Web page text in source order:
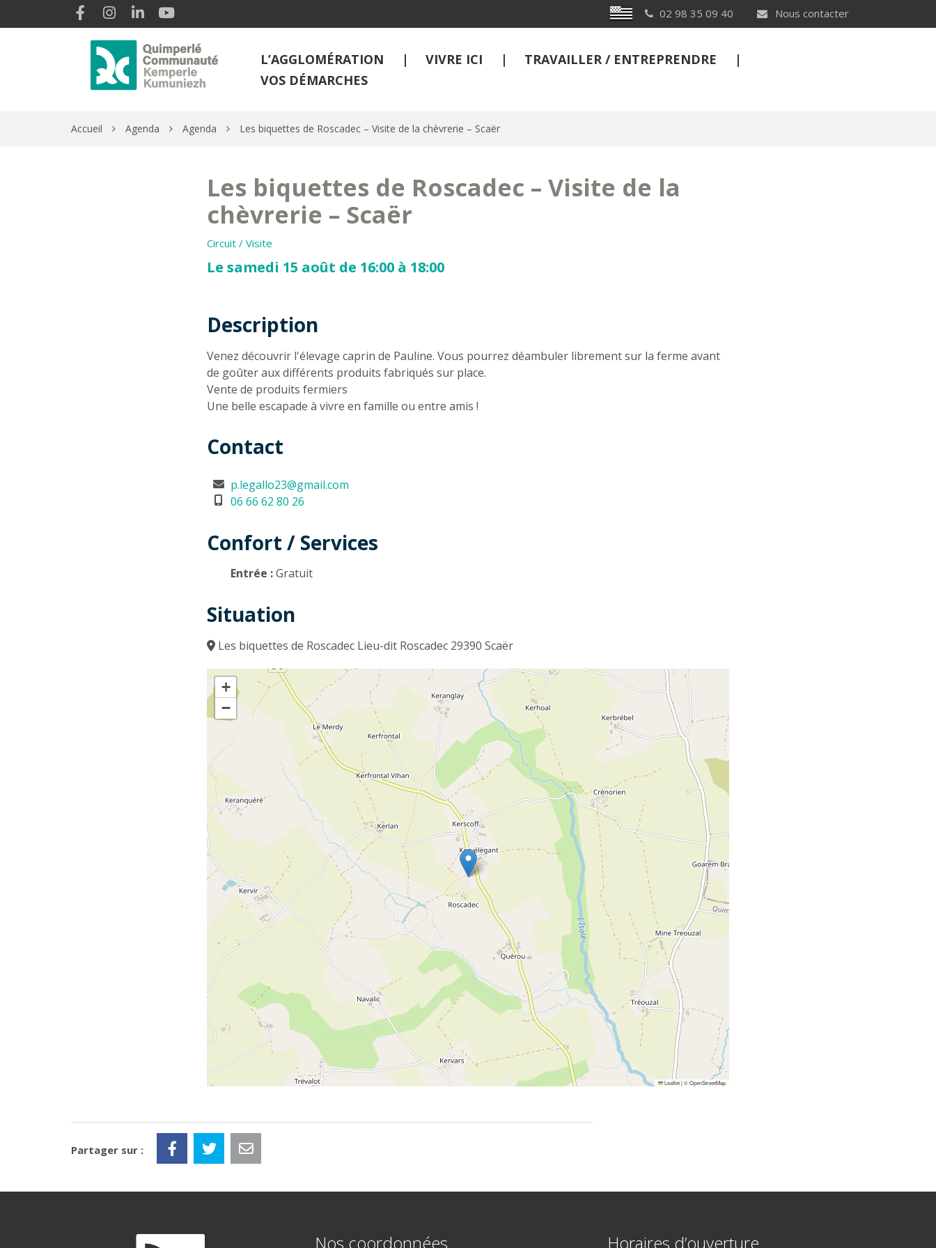
Gestion des traceurs Breton 02 98 35 09 40 Nous contacter
Lien vers le compte Facebook
Lien vers le compte Instagram
Lien vers le compte Linkedin
L’AGGLOMÉRATION VIVRE ICI
TRAVAILLER / ENTREPRENDRE
VOS DÉMARCHES
Accueil Agenda Agenda Les biquettes de Roscadec – Visite de la chèvrerie – Scaër
Les biquettes de Roscadec – Visite de la
chèvrerie – Scaër
Circuit / Visite
Le samedi 15 août de 16:00 à 18:00
Description
Description
Venez découvrir l'élevage caprin de Pauline. Vous pourrez déambuler librement sur la ferme avant
de goûter aux différents produits fabriqués sur place.
Vente de produits fermiers
Une belle escapade à vivre en famille ou entre amis !
Contact
p.legallo23@gmail.com
06 66 62 80 26
Confort / Services
Entrée :Gratuit
Situation
Les biquettes de Roscadec Lieu-dit Roscadec 29390 Scaër
+
−
Leaflet|©OpenStreetMap
Partager sur :
Nos coordonnées Horaires d’ouverture